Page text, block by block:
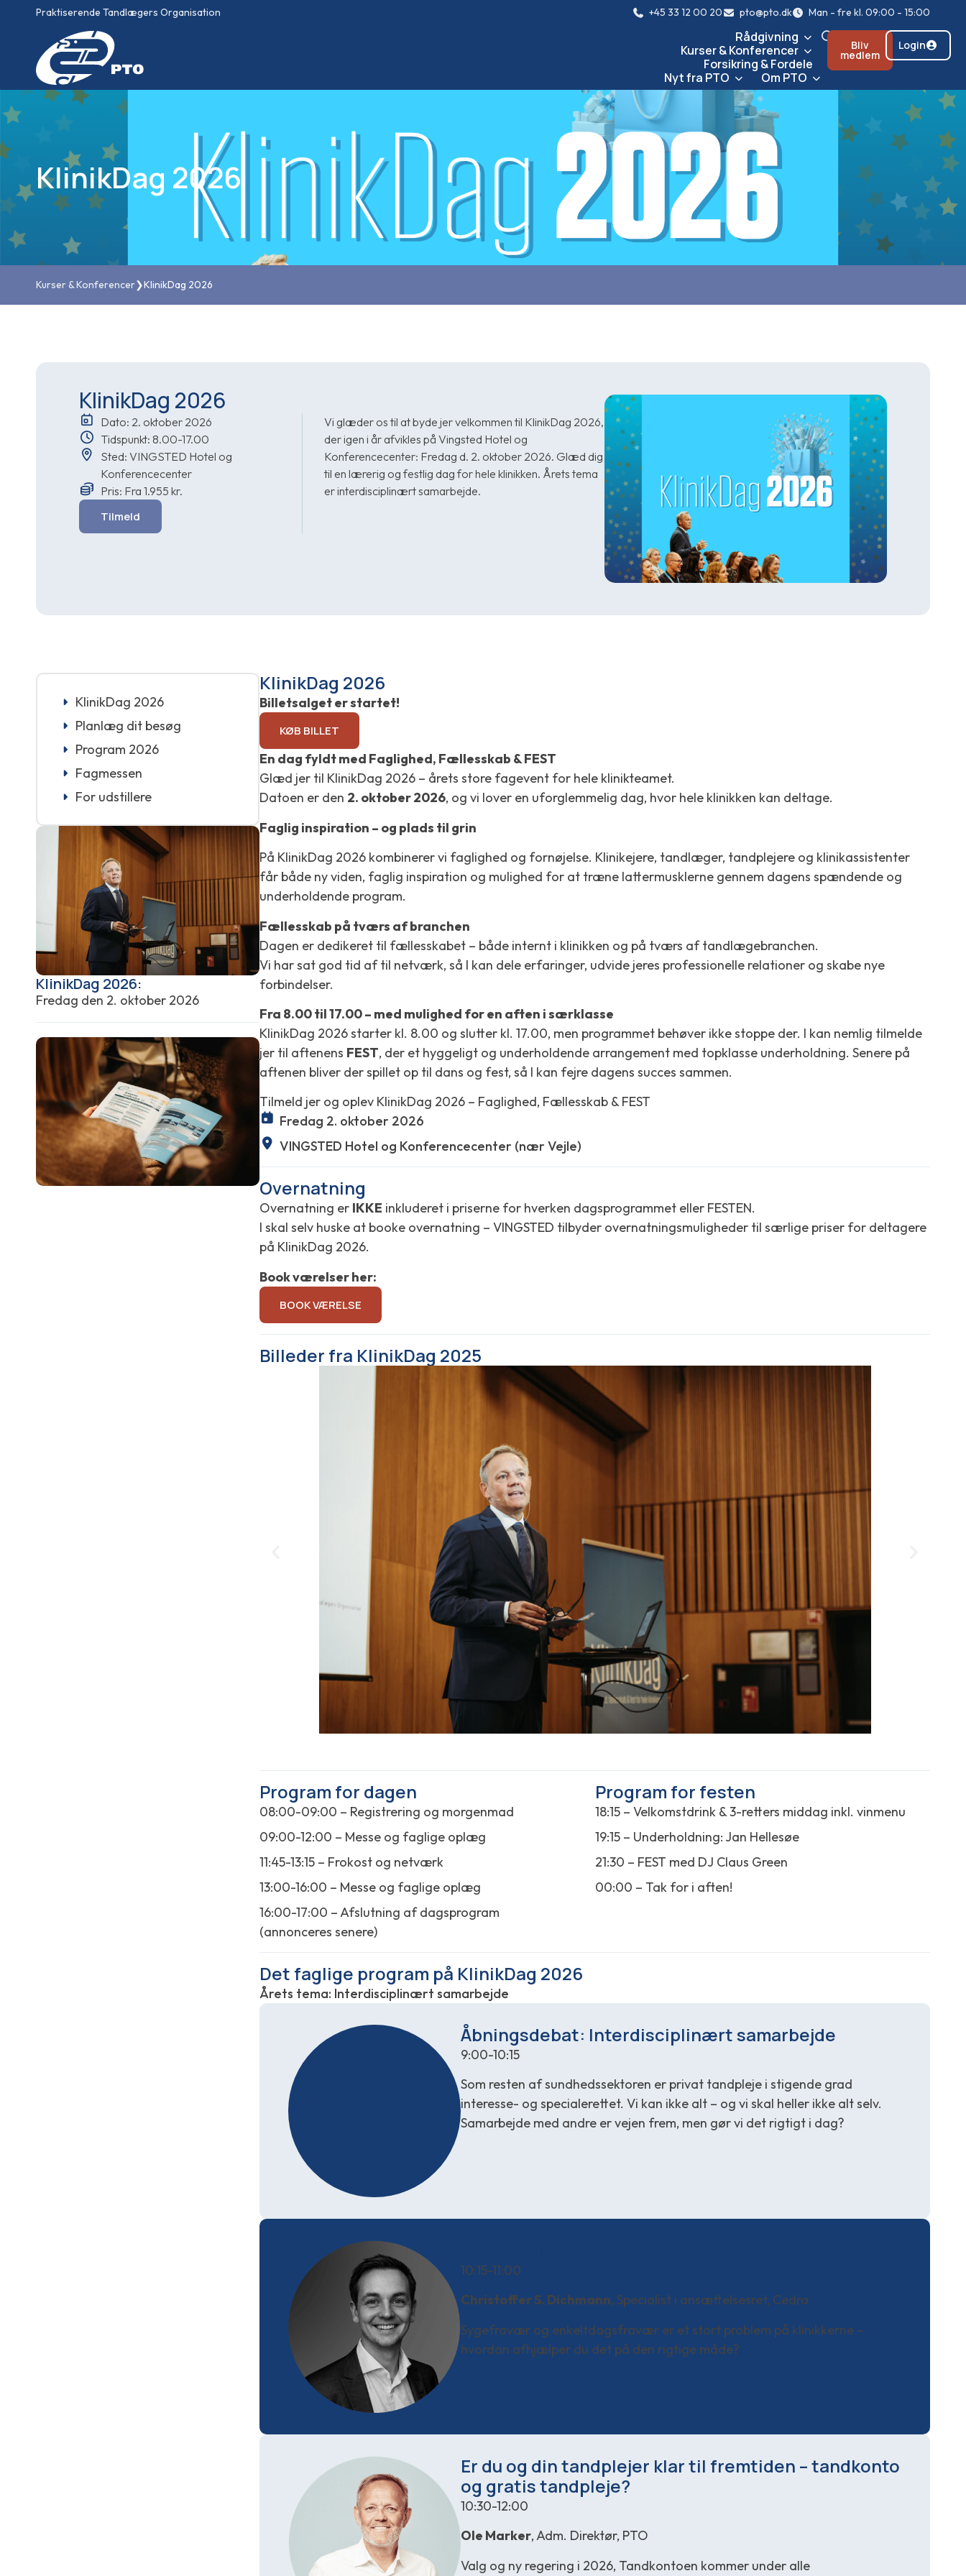
Praktiserende Tandlægers Organisation +45 33 12 00 20 pto@pto.dk Man - fre kl. 09:00 - 15:00
Rådgivning
Kurser & Konferencer
Forsikring & Fordele
Nyt fra PTO
Om PTO
Bliv
medlem
Login
KlinikDag 2026
Kurser & Konferencer❯KlinikDag 2026
KlinikDag 2026
Dato: 2. oktober 2026
Tidspunkt: 8.00-17.00
Sted: VINGSTED Hotel og
Konferencecenter
Pris: Fra 1.955 kr.
Tilmeld
Vi glæder os til at byde jer velkommen til KlinikDag 2026,
der igen i år afvikles på Vingsted Hotel og
Konferencecenter: Fredag d. 2. oktober 2026. Glæd dig
til en lærerig og festlig dag for hele klinikken. Årets tema
er interdisciplinært samarbejde.
KlinikDag 2026
Planlæg dit besøg
Program 2026
Fagmessen
For udstillere
KlinikDag 2026:
Fredag den 2. oktober 2026
KlinikDag 2026
Billetsalget er startet!
KØB BILLET
En dag fyldt med Faglighed, Fællesskab & FEST
Glæd jer til KlinikDag 2026 – årets store fagevent for hele klinikteamet.
Datoen er den 2. oktober 2026, og vi lover en uforglemmelig dag, hvor hele klinikken kan deltage.
Faglig inspiration – og plads til grin
På KlinikDag 2026 kombinerer vi faglighed og fornøjelse. Klinikejere, tandlæger, tandplejere og klinikassistenter
får både ny viden, faglig inspiration og mulighed for at træne lattermusklerne gennem dagens spændende og
underholdende program.
Fællesskab på tværs af branchen
Dagen er dedikeret til fællesskabet – både internt i klinikken og på tværs af tandlægebranchen.
Vi har sat god tid af til netværk, så I kan dele erfaringer, udvide jeres professionelle relationer og skabe nye
forbindelser.
Fra 8.00 til 17.00 – med mulighed for en aften i særklasse
KlinikDag 2026 starter kl. 8.00 og slutter kl. 17.00, men programmet behøver ikke stoppe der. I kan nemlig tilmelde
jer til aftenens FEST, der et hyggeligt og underholdende arrangement med topklasse underholdning. Senere på
aftenen bliver der spillet op til dans og fest, så I kan fejre dagens succes sammen.
Tilmeld jer og oplev KlinikDag 2026 – Faglighed, Fællesskab & FEST
Fredag 2. oktober 2026
VINGSTED Hotel og Konferencecenter (nær Vejle)
Overnatning
Overnatning er IKKE inkluderet i priserne for hverken dagsprogrammet eller FESTEN.
I skal selv huske at booke overnatning – VINGSTED tilbyder overnatningsmuligheder til særlige priser for deltagere
på KlinikDag 2026.
Book værelser her:
BOOK VÆRELSE
Billeder fra KlinikDag 2025
Program for dagen
08:00-09:00 – Registrering og morgenmad
09:00-12:00 – Messe og faglige oplæg
11:45-13:15 – Frokost og netværk
13:00-16:00 – Messe og faglige oplæg
16:00-17:00 – Afslutning af dagsprogram
(annonceres senere)
Program for festen
18:15 – Velkomstdrink & 3-retters middag inkl. vinmenu
19:15 – Underholdning: Jan Hellesøe
21:30 – FEST med DJ Claus Green
00:00 – Tak for i aften!
Det faglige program på KlinikDag 2026
Årets tema: Interdisciplinært samarbejde
Åbningsdebat: Interdisciplinært samarbejde
9:00-10:15
Som resten af sundhedssektoren er privat tandpleje i stigende grad
interesse- og specialerettet. Vi kan ikke alt – og vi skal heller ikke alt selv.
Samarbejde med andre er vejen frem, men gør vi det rigtigt i dag?
10:15-11:00
Christoffer S. Dichmann, Specialist i ansættelsesret, Cedra
Sygefravær og enkeltdagsfravær er et stort problem på klinikkerne –
hvordan afhjælper du det på den rigtige måde?
Er du og din tandplejer klar til fremtiden – tandkonto
og gratis tandpleje?
10:30-12:00
Ole Marker, Adm. Direktør, PTO
Valg og ny regering i 2026, Tandkontoen kommer under alle